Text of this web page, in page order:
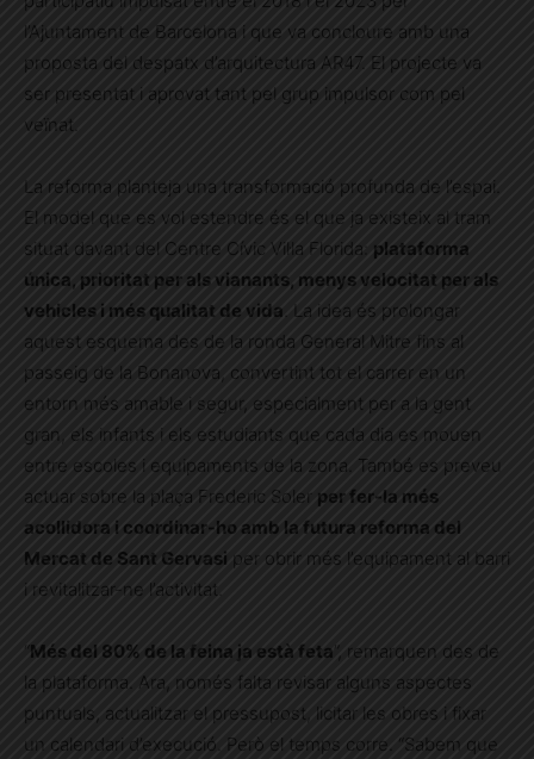
l’Ajuntament de Barcelona i que va concloure amb una
proposta del despatx d’arquitectura AR47. El projecte va
ser presentat i aprovat tant pel grup impulsor com pel
veïnat.
La reforma planteja una transformació profunda de l’espai.
El model que es vol estendre és el que ja existeix al tram
situat davant del Centre Cívic Vil·la Florida: plataforma
única, prioritat per als vianants, menys velocitat per als
vehicles i més qualitat de vida. La idea és prolongar
aquest esquema des de la ronda General Mitre fins al
passeig de la Bonanova, convertint tot el carrer en un
entorn més amable i segur, especialment per a la gent
gran, els infants i els estudiants que cada dia es mouen
entre escoles i equipaments de la zona. També es preveu
actuar sobre la plaça Frederic Soler per fer-la més
acollidora i coordinar-ho amb la futura reforma del
Mercat de Sant Gervasi per obrir més l’equipament al barri
i revitalitzar-ne l’activitat.
“Més del 80% de la feina ja està feta ”, remarquen des de
la plataforma. Ara, només falta revisar alguns aspectes
puntuals, actualitzar el pressupost, licitar les obres i fixar
un calendari d’execució. Però el temps corre. “Sabem que